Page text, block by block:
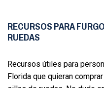
RECURSOS PARA
RUEDAS
Recursos útiles para
Florida que quieran